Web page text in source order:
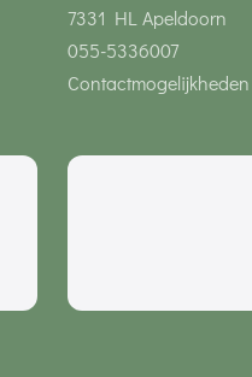
7331 HL Apeldoorn
055-5336007
Contactmogelijkheden